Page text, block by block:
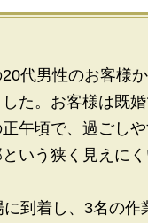
代男性のお客様
た。お客様は既
午頃で、過ごし
いう狭く見えに
到着し、3名の作